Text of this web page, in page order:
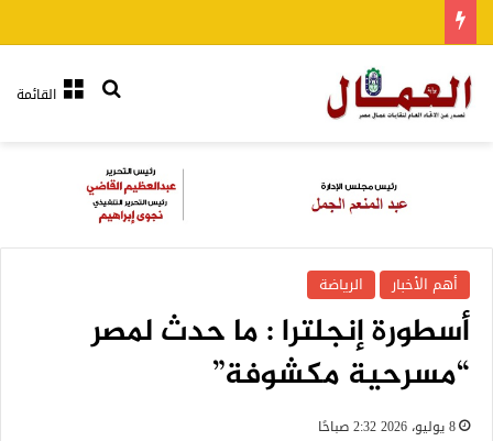
القائمةبحث عن
أهم الأخبار الرياضة
أسطورة إنجلترا : ما حدث لمصر
“مسرحية مكشوفة”
8 يوليو، 2026 2:32 صباحًا